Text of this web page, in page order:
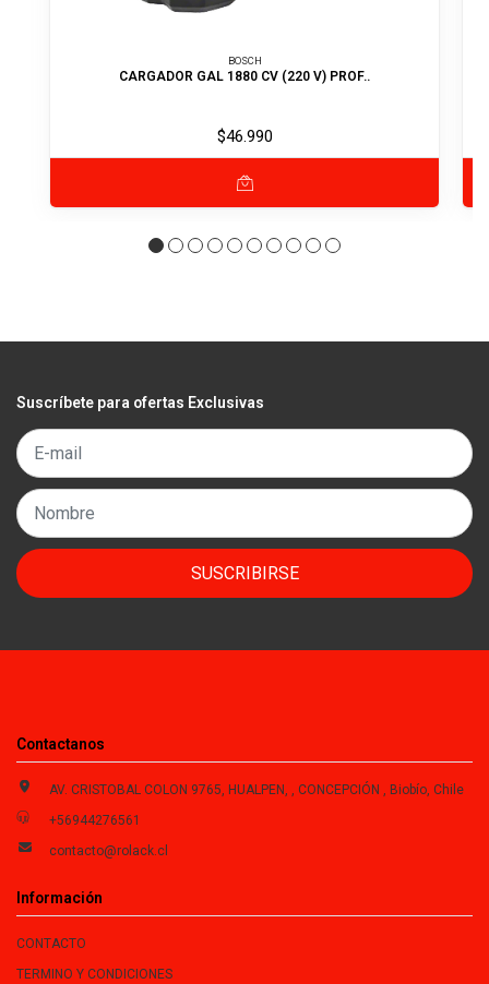
BOSCH
CARGADOR GAL 1880 CV (220 V) PROF..
$46.990
Suscríbete para ofertas Exclusivas
SUSCRIBIRSE
Contactanos
AV. CRISTOBAL COLON 9765, HUALPEN, , CONCEPCIÓN , Biobío, Chile
+56944276561
contacto@rolack.cl
Información
CONTACTO
TERMINO Y CONDICIONES